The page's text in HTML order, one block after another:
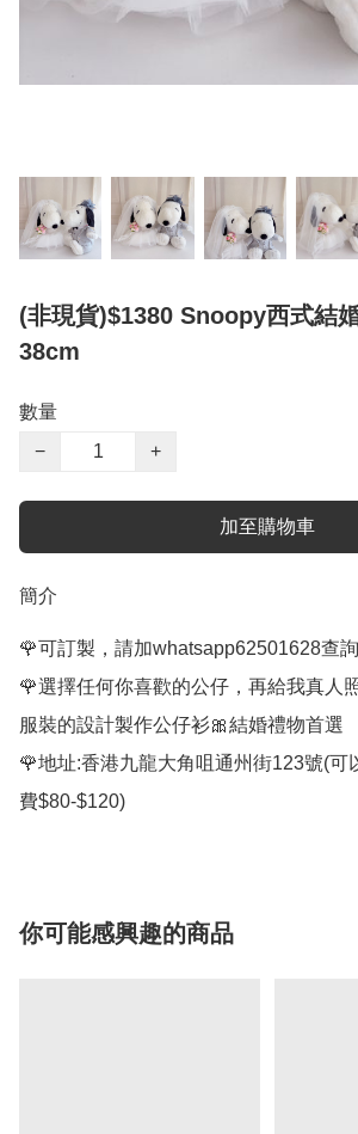
(非現貨)$1380 Snoopy西式結
38cm
數量
−
+
加至購物車
簡介
🌹可訂製，請加whatsapp62501628查詢
🌹選擇任何你喜歡的公仔，再給我真人
服裝的設計製作公仔衫🎀結婚禮物首選
🌹地址:香港九龍大角咀通州街123號(可
費$80-$120)
你可能感興趣的商品